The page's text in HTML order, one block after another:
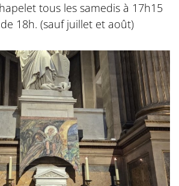
tous les samedis à 17h15
18h. (sauf juillet et août)